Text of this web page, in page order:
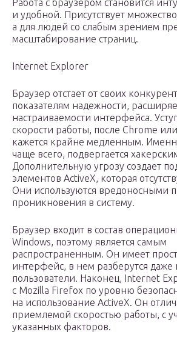
Работа с браузером становится
и удобной. Присутствует
а для людей со слабым зрением
масштабирование страниц.
Internet Explorer
Браузер отстает от своих
показателям надежности,
настраиваемости интерфейса.
скорости работы, после Chrome
кажется крайне медленным.
чаще всего, подвергается
Дополнительную угрозу создает
элементов ActiveX, которая
Они используются вредоносными
проникновения в систему.
Браузер входит в состав
Windows, поэтому является самым
распространенным. Он имеет
интерфейс, в нем разберутся
пользователи. Наконец, Internet
c Mozilla Firefox по уровню
на использование ActiveX. Он
приемлемой скоростью работы, с
указанных факторов.